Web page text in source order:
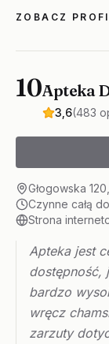
ZOBACZ
10Apteka
3,6(483
Głogowska
Czynne całą
Strona
Apteka jest
dostępność,
bardzo
wręcz
zarzuty